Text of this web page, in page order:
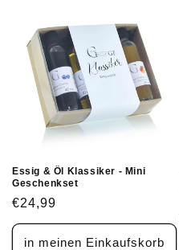
Essig & Öl Klassiker - Mini
Geschenkset
Normaler
Preis
€24,99
in meinen Einkaufskorb